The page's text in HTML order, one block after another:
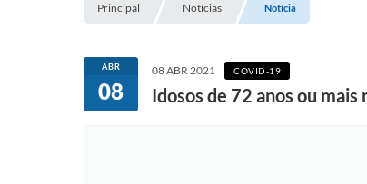
Principal Notícias Notícia
ABR
08
08 ABR 2021 COVID-19
Idosos de 72 anos ou